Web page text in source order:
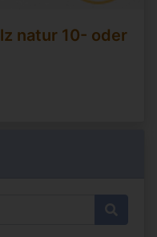
natur 10- oder